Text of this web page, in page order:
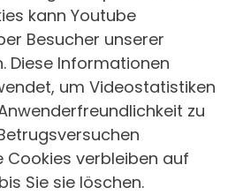
kann Youtube
Besucher unserer
Diese Informationen
um Videostatistiken
zu
Cookies verbleiben auf
Sie sie löschen.